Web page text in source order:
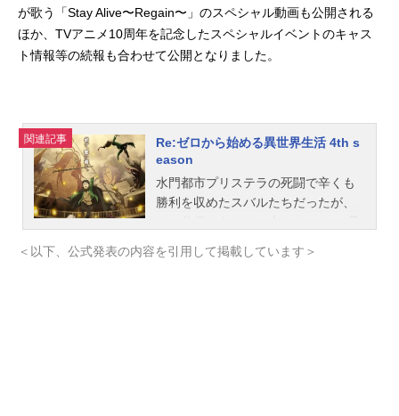
が歌う「Stay Alive〜Regain〜」のスペシャル動画も公開される
ほか、TVアニメ10周年を記念したスペシャルイベントのキャス
ト情報等の続報も合わせて公開となりました。
関連記事
Re:ゼロから始める異世界生活 4th s
eason
水門都市プリステラの死闘で辛くも
勝利を収めたスバルたちだったが、
記憶を奪われたクルシュ、そして名
＜以下、公式発表の内容を引用して掲載しています＞